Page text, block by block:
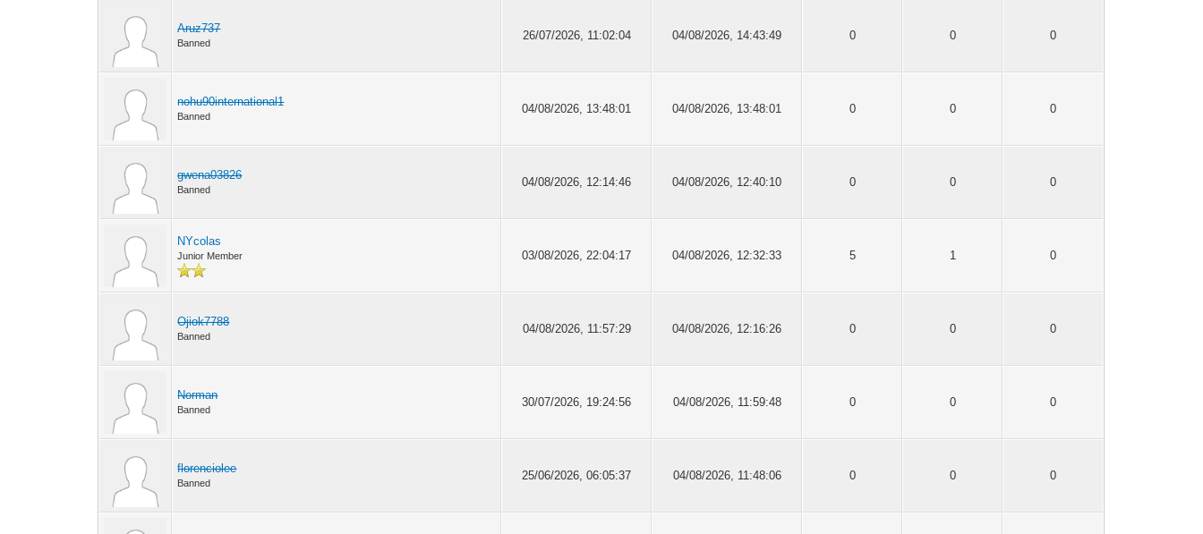
Aruz737
Banned
26/07/2026, 11:02:04 04/08/2026, 14:43:49 0 0 0
nohu90international1
Banned
04/08/2026, 13:48:01 04/08/2026, 13:48:01 0 0 0
gwena03826
Banned
04/08/2026, 12:14:46 04/08/2026, 12:40:10 0 0 0
NYcolas
Junior Member 03/08/2026, 22:04:17 04/08/2026, 12:32:33 5 1 0
Ojiok7788
Banned
04/08/2026, 11:57:29 04/08/2026, 12:16:26 0 0 0
Norman
Banned
30/07/2026, 19:24:56 04/08/2026, 11:59:48 0 0 0
florenciolee
Banned
25/06/2026, 06:05:37 04/08/2026, 11:48:06 0 0 0